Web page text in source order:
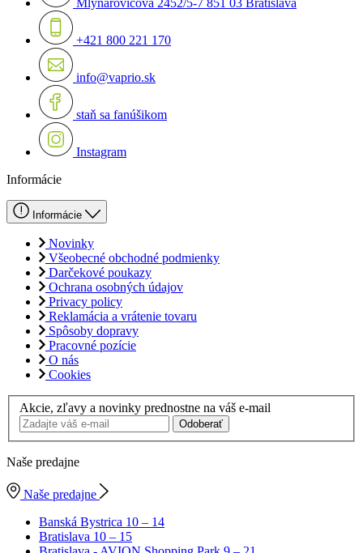
+421 800 221 170
info@vaprio.sk
staň sa fanúšikom
Instagram
Informácie
Informácie
Novinky
Všeobecné obchodné podmienky
Darčekové poukazy
Ochrana osobných údajov
Privacy policy
Reklamácia a vrátenie tovaru
Spôsoby dopravy
Pracovné pozície
O nás
Cookies
Akcie, zľavy a novinky prednostne na váš e-mail
Odoberať
Naše predajne
Naše predajne
Banská Bystrica 10 – 14
Bratislava 10 – 15